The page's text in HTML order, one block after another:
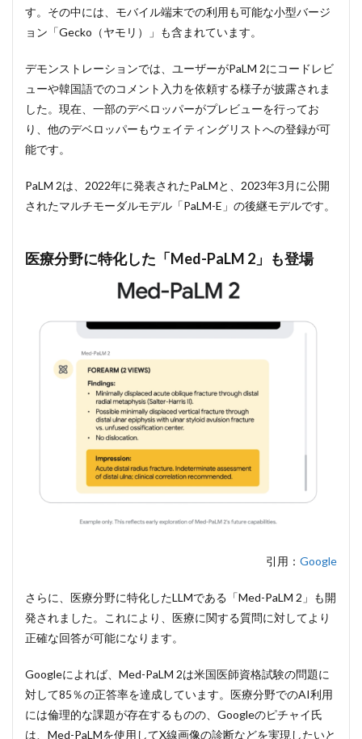
新た
に日
にも
2.2
Google
ドキュ
メン
Gmail
エクス
ポート
機能が
追加
付き
も対
応
3. Google検
索で活用される
AI「Snapshots」
Docsな
入
4.1
「Duet
リブラ
ンディ
ングへ
4.2
す。その中には、モバイル端末での利用も可能な小型バージ
ョン「Gecko（ヤモリ）」も含まれています。
デモンストレーションでは、ユーザーがPaLM 2にコードレビ
ューや韓国語でのコメント入力を依頼する様子が披露されま
した。現在、一部のデベロッパーがプレビューを行ってお
り、他のデベロッパーもウェイティングリストへの登録が可
能です。
PaLM 2は、2022年に発表されたPaLMと、2023年3月に公開
されたマルチモーダルモデル「PaLM-E」の後継モデルです。
医療分野に特化した「Med-PaLM 2」も登場
引用： Google
さらに、医療分野に特化したLLMである「Med-PaLM 2」も開
発されました。これにより、医療に関する質問に対してより
正確な回答が可能になります。
Googleによれば、Med-PaLM 2は米国医師資格試験の問題に
対して85％の正答率を達成しています。医療分野でのAI利用
には倫理的な課題が存在するものの、Googleのピチャイ氏
は、Med-PaLMを使用してX線画像の診断などを実現したいと